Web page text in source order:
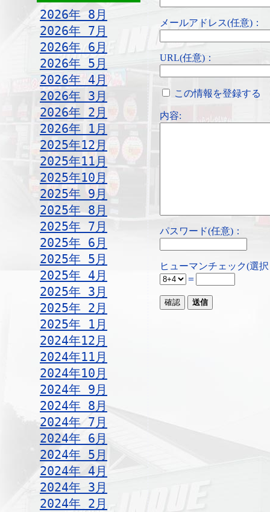
2026年 8月
2026年 7月
2026年 6月
2026年 5月
2026年 4月
2026年 3月
2026年 2月
2026年 1月
2025年12月
2025年11月
2025年10月
2025年 9月
2025年 8月
2025年 7月
2025年 6月
2025年 5月
2025年 4月
2025年 3月
2025年 2月
2025年 1月
2024年12月
2024年11月
2024年10月
2024年 9月
2024年 8月
2024年 7月
2024年 6月
2024年 5月
2024年 4月
2024年 3月
2024年 2月
メールアドレス(任意)：
URL(任意)：
この情報を登録する
内容:
パスワード(任意)：
ヒューマンチェック(選
＝